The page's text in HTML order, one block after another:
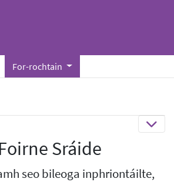
For-rochtain
Sráide
seo bileoga inphriontáilte,